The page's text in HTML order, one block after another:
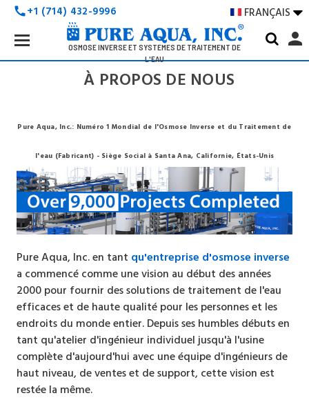
call+1 (714) 432-9996 FRANÇAIS 
OSMOSE INVERSE ET SYSTÈMES DE TRAITEMENT DE
L'EAU
Search
Keyword:
person
À PROPOS DE NOUS
Pure Aqua, Inc.: Numéro 1 Mondial de l'Osmose Inverse et du Traitement de
l'eau (Fabricant) - Siège Social à Santa Ana, Californie, États-Unis
Pure Aqua, Inc. en tant qu'entreprise d'osmose inverse
a commencé comme une vision au début des années
2000 pour fournir des solutions de traitement de l'eau
efficaces et de haute qualité pour les personnes et les
endroits du monde entier. Depuis ses humbles débuts en
tant qu'atelier d'ingénieur individuel jusqu'à l'usine
complète d'aujourd'hui avec une équipe d'ingénieurs de
haut niveau, de ventes et de support, cette vision est
restée la même.